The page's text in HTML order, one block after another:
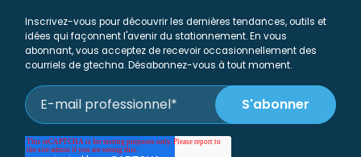
Inscrivez-vous pour découvrir les dernières tendances, outils et
idées qui façonnent l'avenir du stationnement. En vous
abonnant, vous acceptez de recevoir occasionnellement des
courriels de gtechna. Désabonnez-vous à tout moment.